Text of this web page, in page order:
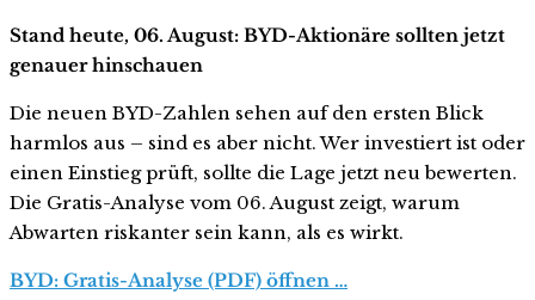
Stand heute, 06. August: BYD-Aktionäre sollten jetzt
genauer hinschauen
Die neuen BYD-Zahlen sehen auf den ersten Blick
harmlos aus – sind es aber nicht. Wer investiert ist oder
einen Einstieg prüft, sollte die Lage jetzt neu bewerten.
Die Gratis-Analyse vom 06. August zeigt, warum
Abwarten riskanter sein kann, als es wirkt.
BYD: Gratis-Analyse (PDF) öffnen …